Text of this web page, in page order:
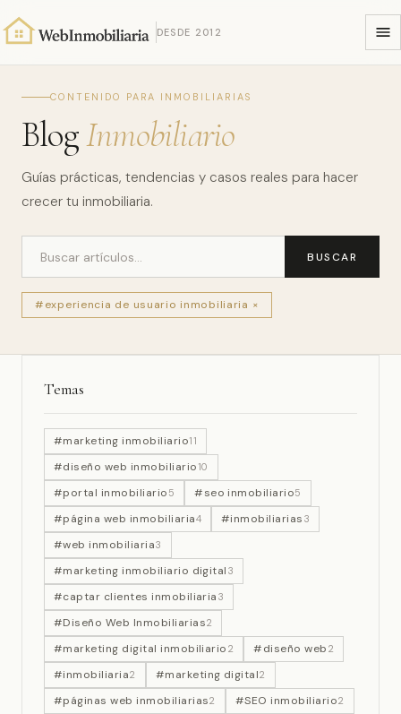
DESDE 2012
CONTENIDO PARA INMOBILIARIAS
BlogInmobiliario
Guías prácticas, tendencias y casos reales para hacer
crecer tu inmobiliaria.
BUSCAR
#experiencia de usuario inmobiliaria ×
Temas
#marketing inmobiliario11
#diseño web inmobiliario 10
#portal inmobiliario 5 #seo inmobiliario5
#página web inmobiliaria4 #inmobiliarias 3
#web inmobiliaria3
#marketing inmobiliario digital 3
#captar clientes inmobiliaria 3
#Diseño Web Inmobiliarias2
#marketing digital inmobiliario 2 #diseño web 2
#inmobiliaria2 #marketing digital2
#páginas web inmobiliarias2 #SEO inmobiliario2